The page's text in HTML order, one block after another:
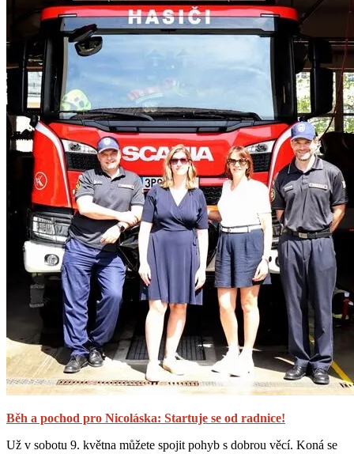
Běh a pochod pro Nicoláska: Startuje se od radnice!
Už v sobotu 9. května můžete spojit pohyb s dobrou věcí. Koná se